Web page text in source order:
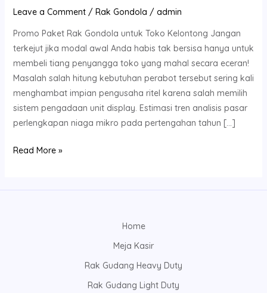
Leave a Comment / Rak Gondola / admin
Promo Paket Rak Gondola untuk Toko Kelontong Jangan
terkejut jika modal awal Anda habis tak bersisa hanya untuk
membeli tiang penyangga toko yang mahal secara eceran!
Masalah salah hitung kebutuhan perabot tersebut sering kali
menghambat impian pengusaha ritel karena salah memilih
sistem pengadaan unit display. Estimasi tren analisis pasar
perlengkapan niaga mikro pada pertengahan tahun […]
Read More »
Home
Meja Kasir
Rak Gudang Heavy Duty
Rak Gudang Light Duty